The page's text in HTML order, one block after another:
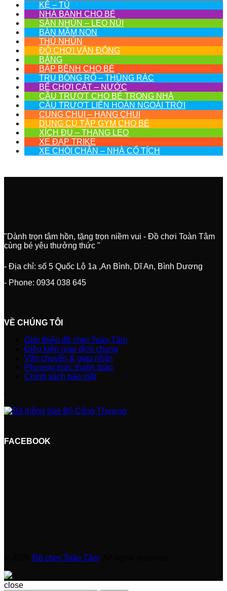
KỆ – TỦ
NHÀ BANH CHO BÉ
SÀN NHÚN – LEO NÚI
BÀN MẦM NON
THÚ NHÚN
ĐỒ CHƠI VẬN ĐỘNG
BẢNG
BẬP BÊNH CHO BÉ
TRỤ BÓNG RỔ – THÙNG RÁC
BỂ CHƠI CÁT – NƯỚC
CẦU TRƯỢT CHO BÉ TRONG NHÀ
CẦU TRƯỢT LIÊN HOÀN NGOÀI TRỜI
CUNG CHUI – HANG CHUI
DỤNG CỤ TẬP GYM CHO BÉ
XÍCH ĐU – THANG LEO
XE ĐẠP TRIKE
XE CHÒI CHÂN – NHÀ CỔ TÍCH
"Dành trọn tâm hồn, tặng trọn niềm vui - Đồ chơi Toàn Tâm
cùng bé yêu thưởng thức "
- Địa chỉ: số 5 Quốc Lộ 1a ,An Bình, Dĩ An, Bình Dương
- Phone: 0934 038 645
VỀ CHÚNG TÔI
Giới thiệu đồ chơi Toàn Tâm
Điều kiện giao dịch chung
Vận chuyển & giao nhận
Phương thức thanh toán
Chính sách bảo mật
FACEBOOK
Đồ chơi Toàn Tâm
close